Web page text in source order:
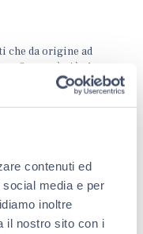
contenuti ed
media e per
inoltre
il nostro sito con i
che da origine ad
Questo è ciò che
Brunetti. Un
da una
e accattivante,
pasticceria, fiori
lievitata della
piatto da